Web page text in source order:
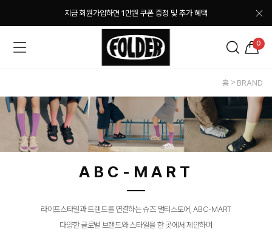
지금 회원가입하면 1만원 쿠폰 증정 및 추가 혜택
0
홈 BRAND
ABC-MART
라이프스타일과 트렌드를 연결하는 슈즈 멀티스토어, ABC-MART
다양한 글로벌 브랜드와 스타일을 한 곳에서 제안하며